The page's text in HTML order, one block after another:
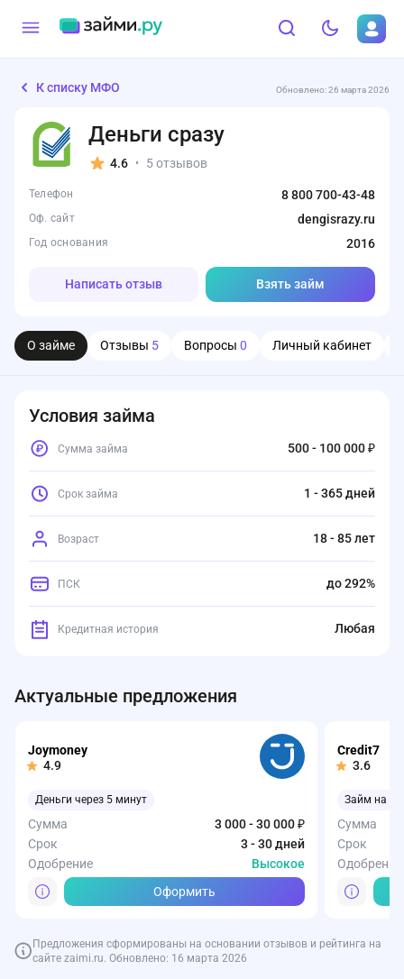
К списку МФО Обновлено: 26 марта 2026
Деньги сразу
4.6 • 5 отзывов
Телефон 8 800 700-43-48
Оф. сайт dengisrazy.ru
Год основания 2016
Написать отзыв Взять займ
О займе Отзывы 5 Вопросы 0 Личный кабинет
Условия займа
Возраст 18 - 85 лет
Срок займа 1 - 365 дней
Кредитная история Любая
Сумма займа 500 - 100 000 ₽
ПСК до 292%
Актуальные предложения
Joymoney
4.9
Деньги через 5 минут
Сумма
3 000 - 30 000 ₽
Срок
3 - 30 дней
Одобрение
Высокое
Оформить
Credit7
3.6
Займ на
Сумма
Срок
Одобрение
Предложения сформированы на основании отзывов и рейтинга на
сайте zaimi.ru. Обновлено: 16 марта 2026